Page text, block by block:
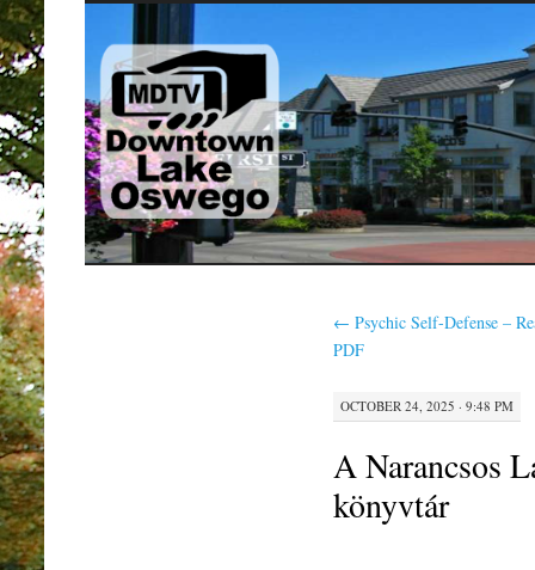
SKIP
TO
CONTENT
← Psychic Self-Defense –
PDF
OCTOBER 24, 2025 · 9:48 PM
A Narancsos
könyvtár